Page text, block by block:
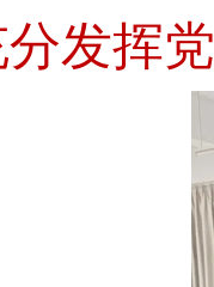
发挥